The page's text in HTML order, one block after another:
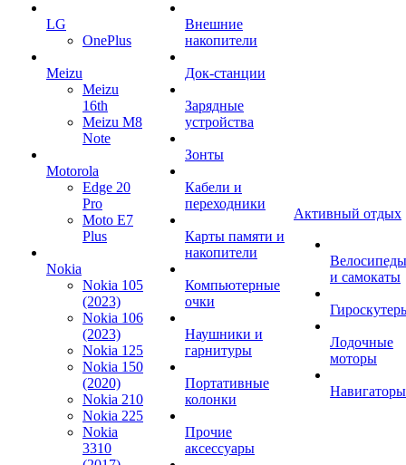
LG
OnePlus
Meizu
Meizu
16th
Meizu M8
Note
Motorola
Edge 20
Pro
Moto E7
Plus
Nokia
Nokia 105
(2023)
Nokia 106
(2023)
Nokia 125
Nokia 150
(2020)
Nokia 210
Nokia 225
Nokia
3310
Внешние
накопители
Док-станции
Зарядные
устройства
Зонты
Кабели и
переходники
Карты памяти и
накопители
Компьютерные
очки
Наушники и
гарнитуры
Портативные
колонки
Прочие
аксессуары
Активный отдых
Велосипеды
и самокаты
Лодочные
моторы
Навигаторы